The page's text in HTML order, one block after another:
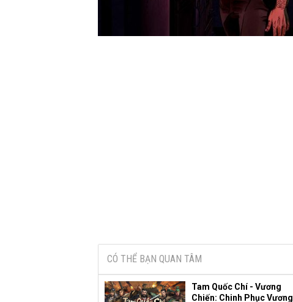
CÓ THỂ BẠN QUAN TÂM
Tam Quốc Chí - Vương
Chiến: Chinh Phục Vương